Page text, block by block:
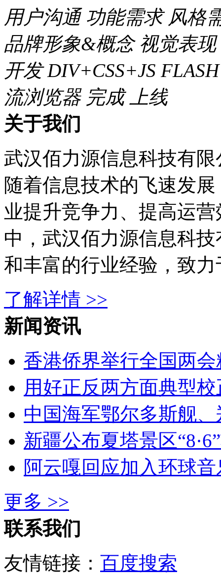
用户沟通 功能需求 风格
品牌形象&概念 视觉表现
开发 DIV+CSS+JS
流浏览器 完成
上线
关于我们
武汉佰力源信息科技有
随着信息技术的飞速发
业提升竞争力、提高运
中，武汉佰力源信息科
和丰富的行业经验，致
了解详情 >>
新闻资讯
香港侨界举行全国两
用好正反两方面典型
中国海军鄂尔多斯舰
新疆公布夏塔景区
阿云嘎回应加入环球
更多 >>
联系我们
友情链接： 百度搜索